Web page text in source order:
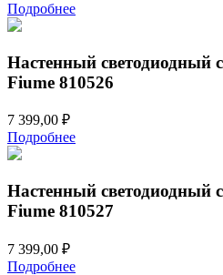
Подробнее
Настенный светодиодный
Fiume 810526
7 399,00 ₽
Подробнее
Настенный светодиодный
Fiume 810527
7 399,00 ₽
Подробнее